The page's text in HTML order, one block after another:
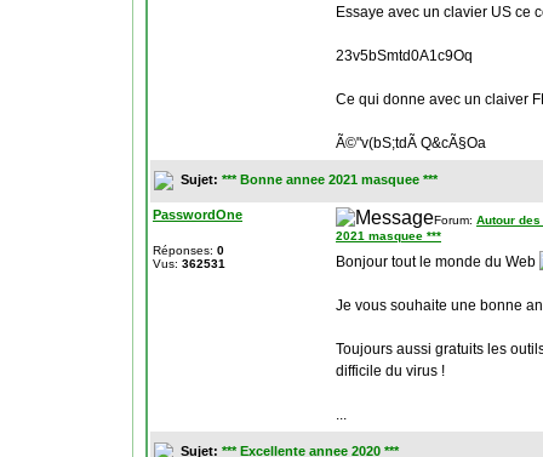
Essaye avec un clavier US ce
23v5bSmtd0A1c9Oq
Ce qui donne avec un claiver
Ã©"v(bS;tdÃ Q&cÃ§Oa
Sujet: *** Bonne annee 2021 masquee ***
PasswordOne
Réponses: 0
Vus: 362531
Forum: Autour
2021 masquee ***
Bonjour tout le monde du Web
Je vous souhaite une bonne
Toujours aussi gratuits les
difficile du virus !
...
Sujet: *** Excellente annee 2020 ***